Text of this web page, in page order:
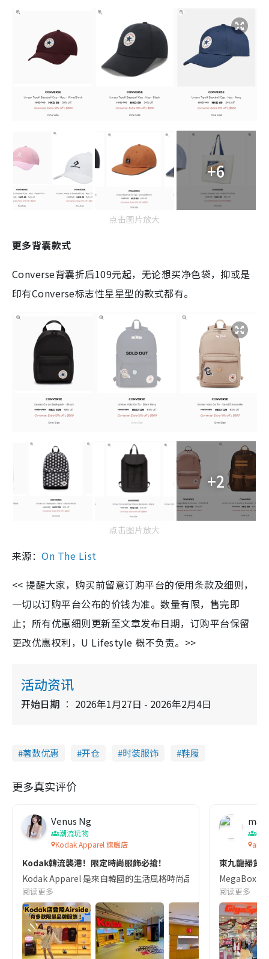
+6
点击图片放大
更多背囊款式
Converse背囊折后109元起，无论想买净色袋，抑或是
印有Converse标志性星星型的款式都有。
+2
点击图片放大
来源：On The List
<< 提醒大家，购买前留意订购平台的使用条款及细则，
一切以订购平台公布的价钱为准。数量有限，售完即
止；所有优惠细则更新至文章发布日期，订购平台保留
更改优惠权利，U Lifestyle 概不负责。>>
活动资讯
开始日期 2026年1月27日 - 2026年2月4日
著数优惠 开仓 时装服饰 鞋履
更多真实评价
Venus Ng
潮流玩物
Kodak Apparel 旗艦店
Kodak韓流襲港！限定時尚服飾必搶！
Kodak Apparel 是來自韓國的生活風格時尚品牌， 結合復古設計
阅读更多
著
and
東九龍掃貨
MegaBox
阅读更多